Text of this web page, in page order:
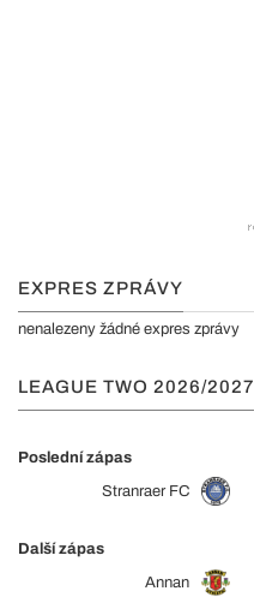
EXPRES ZPRÁVY
nenalezeny žádné expres zprávy
LEAGUE TWO 2026/2027
Poslední zápas
Stranraer FC
Další zápas
Annan